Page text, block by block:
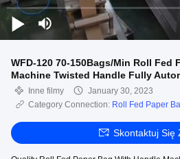
WFD-120 70-150Bags/Min Roll Fed
Machine Twisted Handle Fully
Inne filmy
January 30, 2023
Category Connection: Roll Fed Paper
Skontaktuj Się